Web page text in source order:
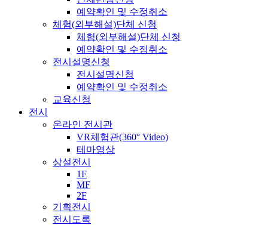
예약확인 및 수정취소
체험(외부해설)단체 신청
체험(외부해설)단체 신청
예약확인 및 수정취소
전시설명신청
전시설명신청
예약확인 및 수정취소
교육신청
전시
온라인 전시관
VR체험관(360° Video)
테마영상
상설전시
1F
MF
2F
기획전시
전시도록